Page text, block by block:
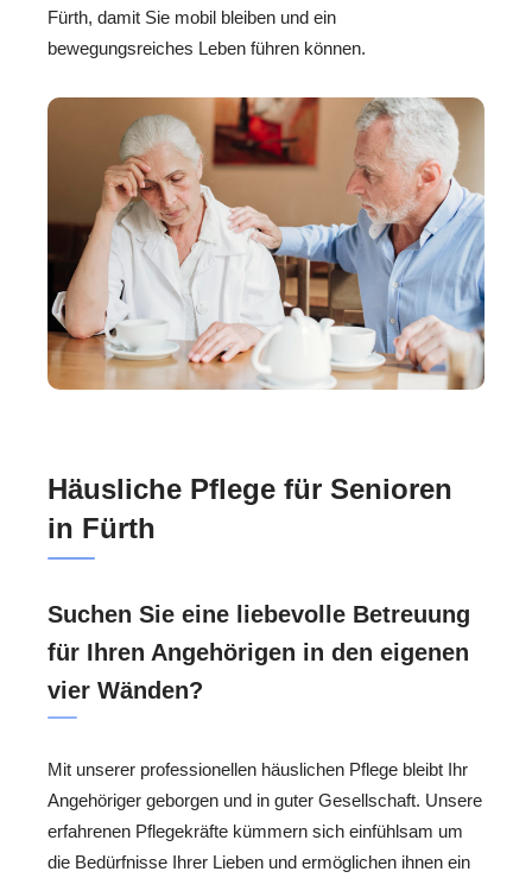
Fürth, damit Sie mobil bleiben und ein
bewegungsreiches Leben führen können.
Häusliche Pflege für Senioren
in Fürth
Suchen Sie eine liebevolle Betreuung
für Ihren Angehörigen in den eigenen
vier Wänden?
Mit unserer professionellen häuslichen Pflege bleibt Ihr
Angehöriger geborgen und in guter Gesellschaft. Unsere
erfahrenen Pflegekräfte kümmern sich einfühlsam um
die Bedürfnisse Ihrer Lieben und ermöglichen ihnen ein